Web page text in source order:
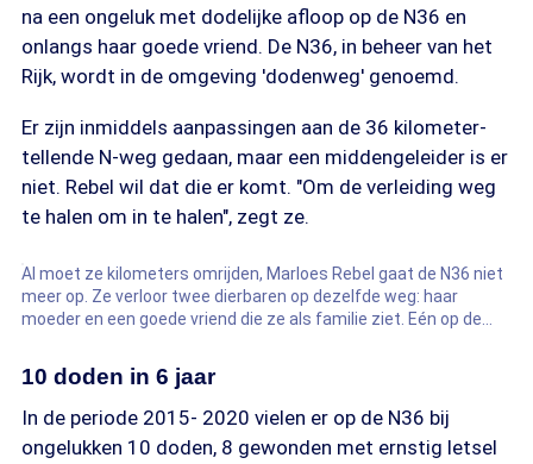
na een ongeluk met dodelijke afloop op de N36 en
onlangs haar goede vriend. De N36, in beheer van het
Rijk, wordt in de omgeving 'dodenweg' genoemd.
Er zijn inmiddels aanpassingen aan de 36 kilometer-
tellende N-weg gedaan, maar een middengeleider is er
niet. Rebel wil dat die er komt. "Om de verleiding weg
te halen om in te halen", zegt ze.
Al moet ze kilometers omrijden, Marloes Rebel gaat de N36 niet
meer op. Ze verloor twee dierbaren op dezelfde weg: haar
moeder en een goede vriend die ze als familie ziet. Eén op de
10 doden in 6 jaar
In de periode 2015- 2020 vielen er op de N36 bij
ongelukken 10 doden, 8 gewonden met ernstig letsel